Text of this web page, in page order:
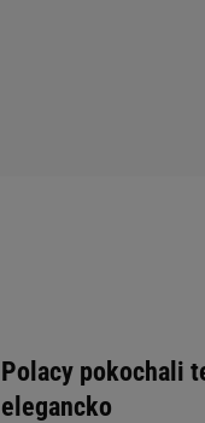
Polacy pokochali
elegancko